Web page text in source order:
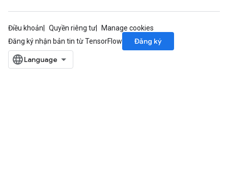
Điều khoản Quyền riêng tư
Manage cookies
Đăng ký nhận bản tin từ TensorFlow
Đăng ký